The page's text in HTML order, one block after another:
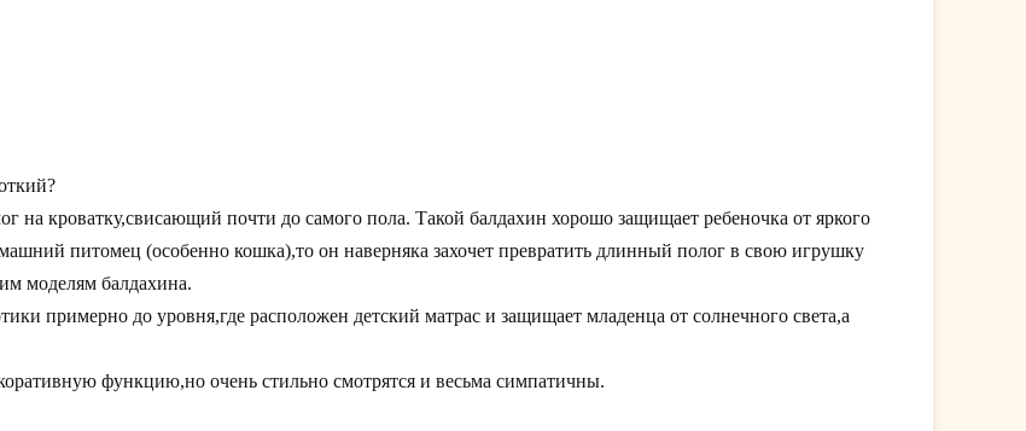
кроватку,свисающий почти до самого пола. Такой балдахин хорошо защищает ребеночка от яркого
питомец (особенно кошка),то он наверняка захочет превратить длинный полог в свою игрушку
моделям балдахина.
примерно до уровня,где расположен детский матрас и защищает младенца от солнечного света,а
функцию,но очень стильно смотрятся и весьма симпатичны.